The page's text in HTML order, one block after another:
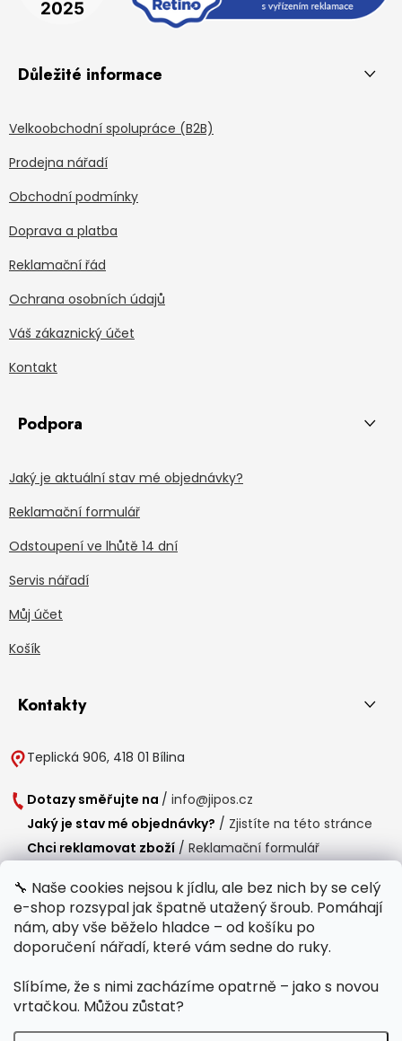
🔧 Naše cookies nejsou k jídlu, ale bez nich by se celý
e-shop rozsypal jak špatně utažený šroub. Pomáhají
nám, aby vše běželo hladce – od košíku po
doporučení nářadí, které vám sedne do ruky.
Slíbíme, že s nimi zacházíme opatrně – jako s novou
vrtačkou. Můžou zůstat?
Důležité informace
Velkoobchodní spolupráce (B2B)
Prodejna nářadí
Obchodní podmínky
Doprava a platba
Reklamační řád
Ochrana osobních údajů
Váš zákaznický účet
Kontakt
Podpora
Jaký je aktuální stav mé objednávky?
Reklamační formulář
Odstoupení ve lhůtě 14 dní
Servis nářadí
Můj účet
Košík
Kontakty
Teplická 906, 418 01 Bílina
Dotazy směřujte na / info@jipos.cz
Jaký je stav mé objednávky? / Zjistíte na této stránce
Chci reklamovat zboží / Reklamační formulář
Provozní doba
Po-Čt /
8:00 - 15:00
Polední přestávka /11:00 - 11:30